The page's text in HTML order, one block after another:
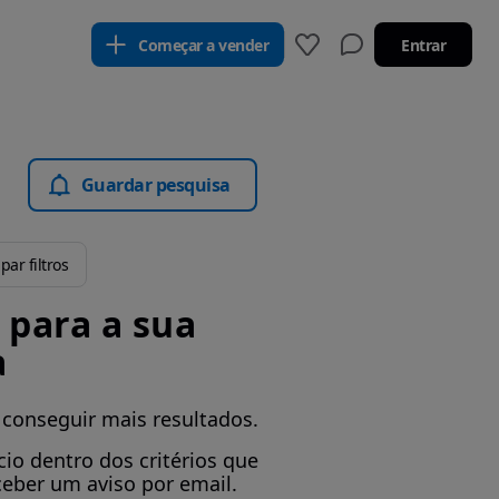
Começar a vender Entrar
Guardar pesquisa
filtros
a sua
mais resultados.
dentro dos critérios que
um aviso por email.